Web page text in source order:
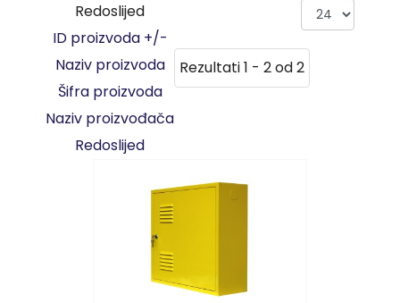
Redoslijed
ID proizvoda +/-
Naziv proizvoda
Šifra proizvoda
Naziv proizvođača
Redoslijed
Rezultati 1 - 2 od 2